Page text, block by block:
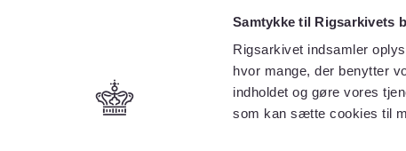
Samtykke til Rigsarkivets
Rigsarkivet indsamler
hvor mange, der benytter
indholdet og gøre vores
som kan sætte cookies til